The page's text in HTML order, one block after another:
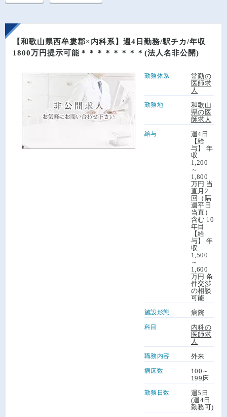
【和歌山県西牟婁郡×内科系】週4日勤務/駅チカ/年収
1800万円提示可能＊＊＊＊＊＊＊＊(法人名非公開)
勤務体系
常勤の
医師求
人
勤務地
和歌山
県の医
師求人
給与
週4日
【給
与】 年
収
1,200
～
1,800
万円 当
直月2
回（隔
週平日
当直）
含む 10
年目
【給
与】 年
収
1,500
～
1,600
万円 条
件交渉
の相談
可能
施設形態 病院
科目
内科の
医師求
人
職務内容 外来
病床数
100～
199床
勤務日数
週5日
(週4日
勤務可)